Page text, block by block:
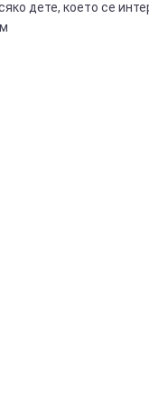
дете, което се